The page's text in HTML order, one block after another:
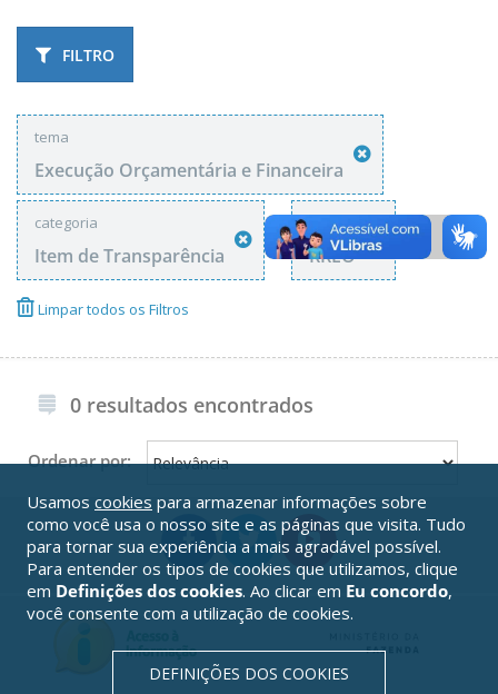
FILTRO
tema
Execução Orçamentária e Financeira
categoria
Item de Transparência
tags
RREO
Limpar todos os Filtros
0 resultados encontrados
Ordenar por:
Usamos cookies para armazenar informações sobre
como você usa o nosso site e as páginas que visita. Tudo
para tornar sua experiência a mais agradável possível.
Para entender os tipos de cookies que utilizamos, clique
em Definições dos cookies. Ao clicar em Eu concordo,
você consente com a utilização de cookies.
DEFINIÇÕES DOS COOKIES